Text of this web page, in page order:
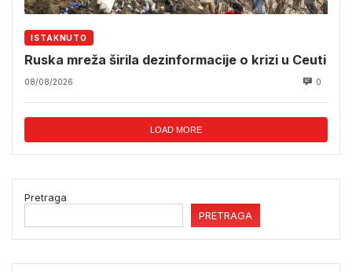
ISTAKNUTO
Ruska mreža širila dezinformacije o krizi u Ceuti
08/08/2026 0
LOAD MORE
Pretraga
PRETRAGA